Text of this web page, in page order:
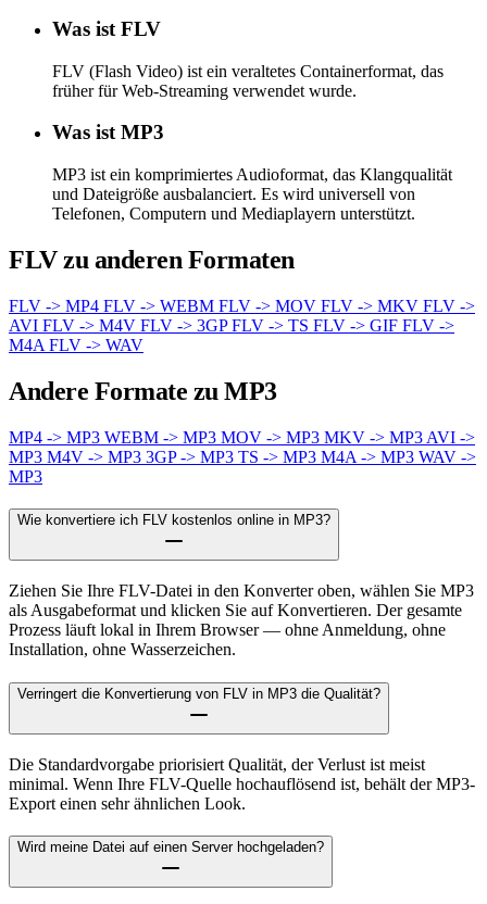
Was ist FLV
FLV (Flash Video) ist ein veraltetes Containerformat, das
früher für Web-Streaming verwendet wurde.
Was ist MP3
MP3 ist ein komprimiertes Audioformat, das Klangqualität
und Dateigröße ausbalanciert. Es wird universell von
Telefonen, Computern und Mediaplayern unterstützt.
FLV zu anderen Formaten
FLV -> MP4 FLV -> WEBM FLV -> MOV FLV -> MKV FLV ->
AVI FLV -> M4V FLV -> 3GPFLV -> TS FLV -> GIF FLV ->
M4A FLV -> WAV
Andere Formate zu MP3
MP4 -> MP3 WEBM -> MP3 MOV -> MP3 MKV -> MP3 AVI ->
MP3 M4V -> MP3 3GP -> MP3 TS -> MP3 M4A -> MP3 WAV ->
MP3
Wie konvertiere ich FLV kostenlos online in MP3?
Ziehen Sie Ihre FLV-Datei in den Konverter oben, wählen Sie MP3
als Ausgabeformat und klicken Sie auf Konvertieren. Der gesamte
Prozess läuft lokal in Ihrem Browser — ohne Anmeldung, ohne
Installation, ohne Wasserzeichen.
Verringert die Konvertierung von FLV in MP3 die Qualität?
Die Standardvorgabe priorisiert Qualität, der Verlust ist meist
minimal. Wenn Ihre FLV-Quelle hochauflösend ist, behält der MP3-
Export einen sehr ähnlichen Look.
Wird meine Datei auf einen Server hochgeladen?